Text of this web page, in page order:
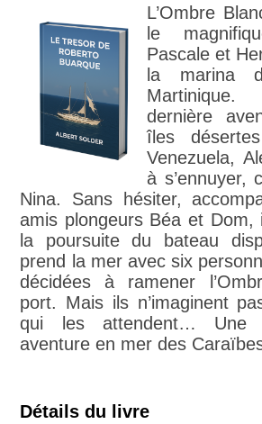
L’Ombre
le
Pascale et
la marina
dernière
îles
Venezuela,
à s’ennuyer,
Nina. Sans hésiter,
amis plongeurs Béa et Dom,
la poursuite du bateau
prend la mer avec six
décidées à ramener
port. Mais ils n’imaginent
qui les attendent… Une
aventure en mer des
Détails du livre